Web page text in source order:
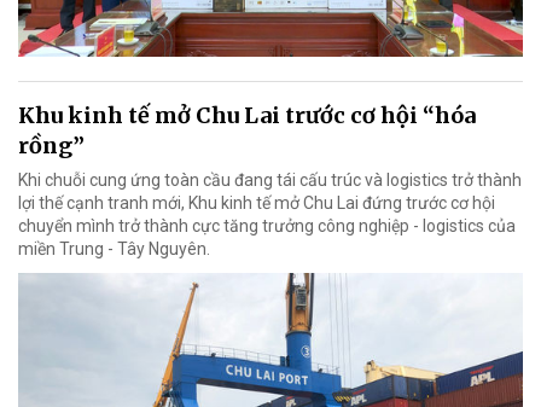
Khu kinh tế mở Chu Lai trước cơ hội “hóa
rồng”
Khi chuỗi cung ứng toàn cầu đang tái cấu trúc và logistics trở thành
lợi thế cạnh tranh mới, Khu kinh tế mở Chu Lai đứng trước cơ hội
chuyển mình trở thành cực tăng trưởng công nghiệp - logistics của
miền Trung - Tây Nguyên.